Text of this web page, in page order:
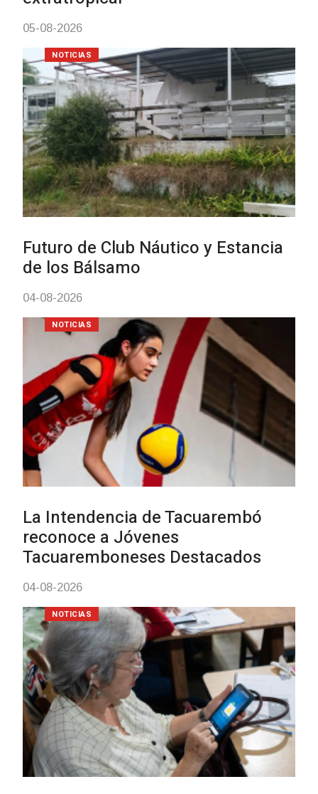
Turismo accesible para
mayores
vacunación contra el
meningococo
UTE hizo llamado laboral para
personas en situación de
discapacidad
03-08-2026